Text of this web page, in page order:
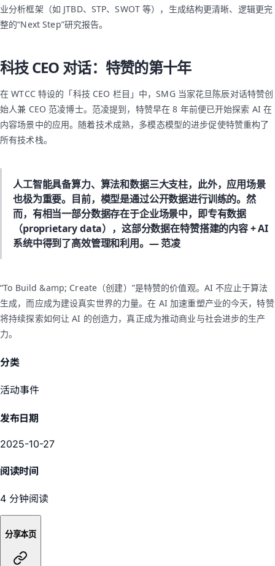
业分析框架（如 JTBD、STP、SWOT 等），生成结构更清晰、逻辑更完
整的“Next Step”研究报告。
科技 CEO 对话：特赞的第十年
在 WTCC 特设的「科技 CEO 栏目」中，SMG 当家花旦陈辰对话特赞创
始人兼 CEO 范凌博士。范凌提到，特赞早在 8 年前便已开始探索 AI 在
内容场景中的应用。随着技术成熟，多模态模型的进步促使特赞重构了
所有技术栈。
人工智能具备算力、算法和数据三大支柱，此外，应用场景
也极为重要。目前，模型是通过公开数据进行训练的。然
而，有相当一部分数据存在于企业场景中，即专有数据
（proprietary data），这部分数据在特赞搭建的内容 + AI
系统中得到了高效管理和利用。 — 范凌
“To Build &amp; Create（创建）”是特赞的价值观。AI 不应止于算法
生成，而应成为建设真实世界的力量。在 AI 加速重塑产业的今天，特赞
将持续探索如何让 AI 的创造力，真正成为推动商业与社会进步的生产
力。
分类
活动事件
发布日期
2025-10-27
阅读时间
4 分钟阅读
分享本页